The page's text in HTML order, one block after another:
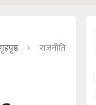
राजनीति